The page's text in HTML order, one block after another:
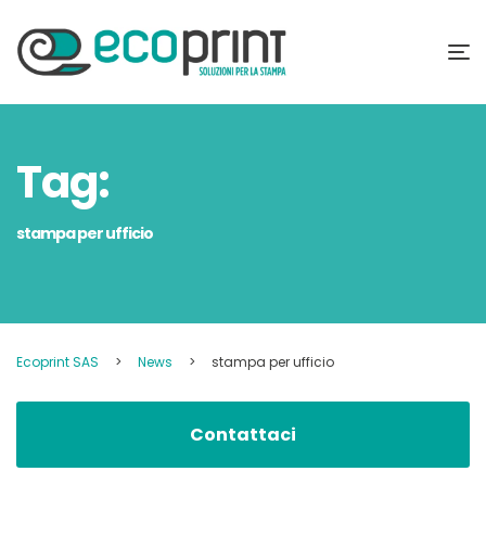
Tag:
stampa per ufficio
Ecoprint SAS > News > stampa per ufficio
Contattaci